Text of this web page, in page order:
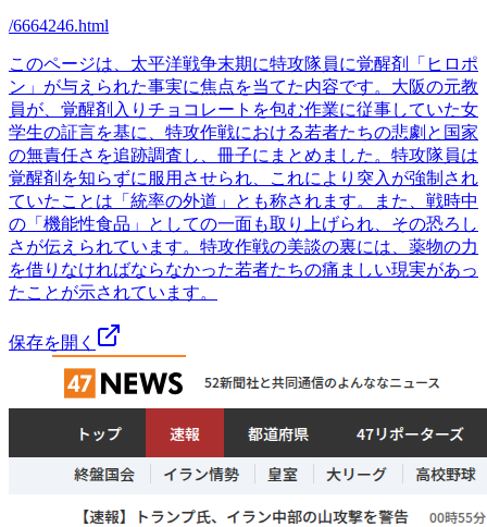
/6664246.html
このページは、太平洋戦争末期に特攻隊員に覚醒剤「ヒロポ
ン」が与えられた事実に焦点を当てた内容です。大阪の元教
員が、覚醒剤入りチョコレートを包む作業に従事していた女
学生の証言を基に、特攻作戦における若者たちの悲劇と国家
の無責任さを追跡調査し、冊子にまとめました。特攻隊員は
覚醒剤を知らずに服用させられ、これにより突入が強制され
ていたことは「統率の外道」とも称されます。また、戦時中
の「機能性食品」としての一面も取り上げられ、その恐ろし
さが伝えられています。特攻作戦の美談の裏には、薬物の力
を借りなければならなかった若者たちの痛ましい現実があっ
たことが示されています。
保存を開く